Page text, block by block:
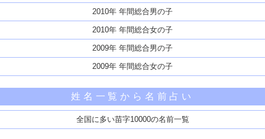
2010年 年間総合男の子
2010年 年間総合女の子
2009年 年間総合男の子
2009年 年間総合女の子
姓名一覧から名前占い
全国に多い苗字10000の名前一覧